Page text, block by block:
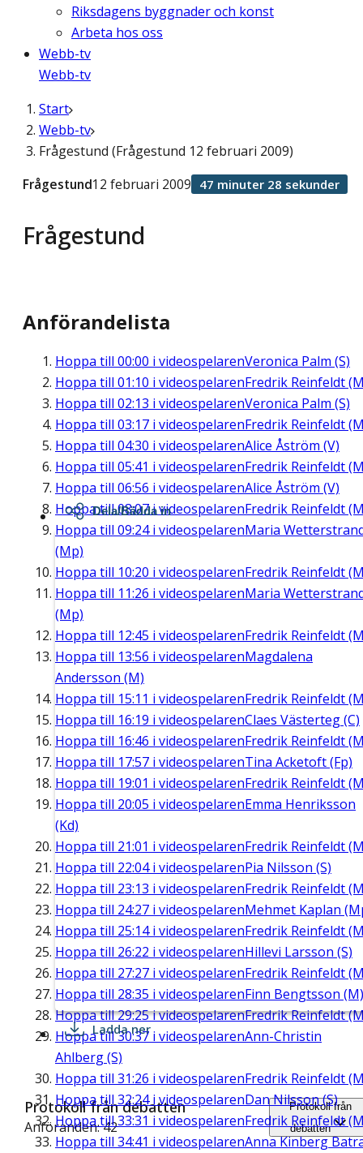
Riksdagens byggnader och konst
Arbeta hos oss
Webb-tv
Webb-tv
Start
Webb-tv
Frågestund (Frågestund 12 februari 2009)
Frågestund
Frågestund12 februari 2009 47 minuter 28 sekunder
Anförandelista
Hoppa till 00:00 i videospelarenVeronica Palm (S)
Hoppa till 01:10 i videospelarenFredrik Reinfeldt
Hoppa till 02:13 i videospelarenVeronica Palm (S)
Hoppa till 03:17 i videospelarenFredrik Reinfeldt
Hoppa till 04:30 i videospelarenAlice Åström (V)
Hoppa till 05:41 i videospelarenFredrik Reinfeldt
Hoppa till 06:56 i videospelarenAlice Åström (V)
Hoppa till08:07i videospelarenFredrik Reinfeldt
Hoppa till 09:24i videospelarenMaria
(Mp)
Hoppa till 10:20 i videospelarenFredrik Reinfeldt
Hoppa till 11:26 i videospelarenMaria
(Mp)
Hoppa till 12:45 i videospelarenFredrik Reinfeldt
Hoppa till 13:56 i videospelarenMagdalena
Andersson (M)
Hoppa till 15:11 i videospelarenFredrik Reinfeldt
Hoppa till 16:19 i videospelarenClaes Västerteg (C)
Hoppa till 16:46 i videospelarenFredrik Reinfeldt
Hoppa till 17:57 i videospelarenTina Acketoft (Fp)
Hoppa till 19:01 i videospelarenFredrik Reinfeldt
Hoppa till 20:05 i videospelarenEmma Henriksson
(Kd)
Hoppa till 21:01 i videospelarenFredrik Reinfeldt
Hoppa till 22:04i videospelarenPia Nilsson (S)
Hoppa till 23:13 i videospelarenFredrik Reinfeldt
Hoppa till 24:27 i videospelarenMehmet Kaplan
Hoppa till 25:14i videospelarenFredrik Reinfeldt
Hoppa till 26:22 i videospelarenHillevi Larsson (S)
Hoppa till 27:27 i videospelarenFredrik Reinfeldt
Hoppa till 28:35 i videospelarenFinn Bengtsson (M)
Hoppa till29:25i videospelarenFredrik Reinfeldt
Hoppa till30:37 i videospelarenAnn-Christin
Ahlberg (S)
Hoppa till 31:26 i videospelarenFredrik Reinfeldt
Hoppa till 32:24i videospelarenDan Nilsson (S)
Hoppa till33:31 i videospelarenFredrik Reinfeldt
Hoppa till 34:41 i videospelarenAnna Kinberg
Dela/Bädda in
Ladda ner
Protokoll från debatten
Anföranden: 42
Protokoll från
debatten